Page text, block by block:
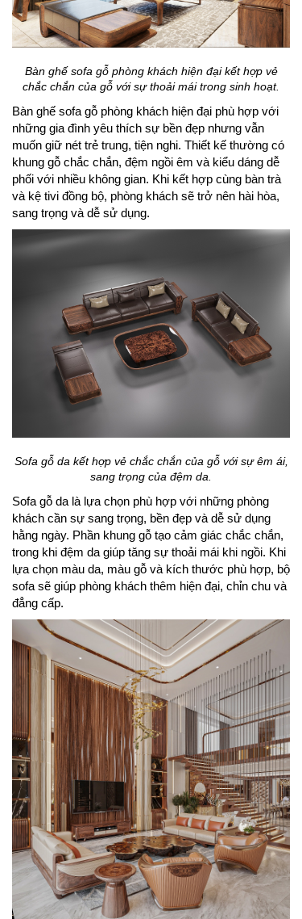
Bàn ghế sofa gỗ phòng khách hiện đại kết hợp vẻ
chắc chắn của gỗ với sự thoải mái trong sinh hoạt.
Bàn ghế sofa gỗ phòng khách hiện đại phù hợp với
những gia đình yêu thích sự bền đẹp nhưng vẫn
muốn giữ nét trẻ trung, tiện nghi. Thiết kế thường có
khung gỗ chắc chắn, đệm ngồi êm và kiểu dáng dễ
phối với nhiều không gian. Khi kết hợp cùng bàn trà
và kệ tivi đồng bộ, phòng khách sẽ trở nên hài hòa,
sang trọng và dễ sử dụng.
Sofa gỗ da kết hợp vẻ chắc chắn của gỗ với sự êm ái,
sang trọng của đệm da.
Sofa gỗ da là lựa chọn phù hợp với những phòng
khách cần sự sang trọng, bền đẹp và dễ sử dụng
hằng ngày. Phần khung gỗ tạo cảm giác chắc chắn,
trong khi đệm da giúp tăng sự thoải mái khi ngồi. Khi
lựa chọn màu da, màu gỗ và kích thước phù hợp, bộ
sofa sẽ giúp phòng khách thêm hiện đại, chỉn chu và
đẳng cấp.